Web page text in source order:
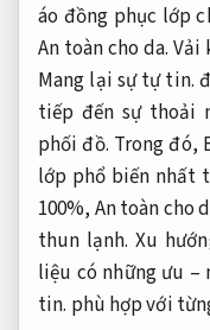
áo đồng phục lớp
An toàn cho da. Vải
Mang lại sự tự tin.
tiếp đến sự thoải
phối đồ. Trong đó,
lớp phổ biến nhất
100%, An toàn cho
thun lạnh.Xu
liệu có những ưu –
tin. phù hợp với